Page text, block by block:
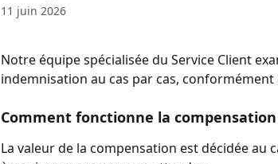
11 juin 2026
Notre équipe spécialisée du Service Client
indemnisation au cas par cas,
Comment fonctionne la compensation
La valeur de la compensation est décidée au